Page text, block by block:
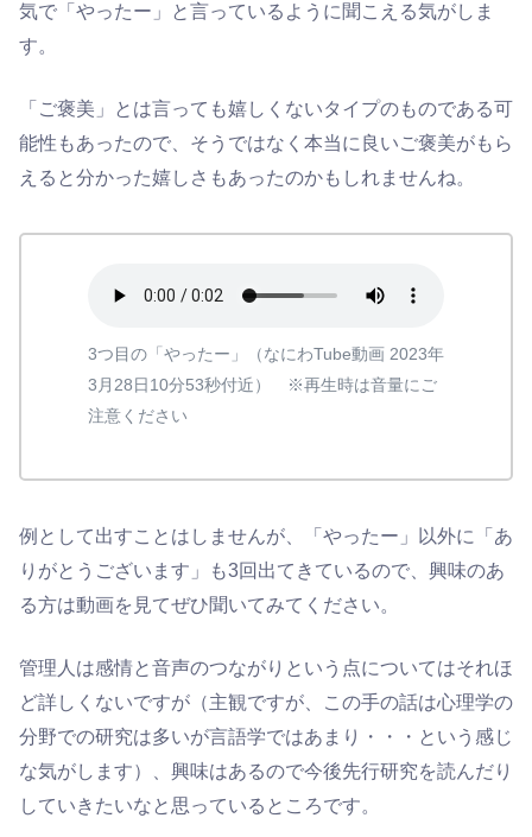
気で「やったー」と言っているように聞こえる気がしま
す。
「ご褒美」とは言っても嬉しくないタイプのものである可
能性もあったので、そうではなく本当に良いご褒美がもら
えると分かった嬉しさもあったのかもしれませんね。
3つ目の「やったー」（なにわTube動画 2023年
3月28日10分53秒付近） ※再生時は音量にご
注意ください
例として出すことはしませんが、「やったー」以外に「あ
りがとうございます」も3回出てきているので、興味のあ
る方は動画を見てぜひ聞いてみてください。
管理人は感情と音声のつながりという点についてはそれほ
ど詳しくないですが（主観ですが、この手の話は心理学の
分野での研究は多いが言語学ではあまり・・・という感じ
な気がします）、興味はあるので今後先行研究を読んだり
していきたいなと思っているところです。